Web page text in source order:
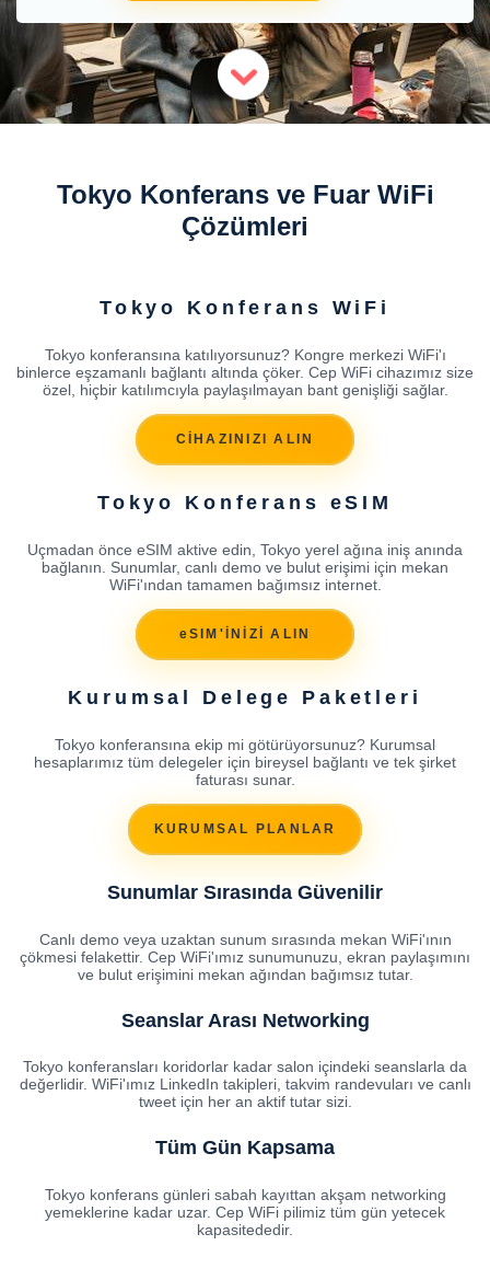
Tokyo Konferans ve Fuar WiFi
Çözümleri
Tokyo Konferans WiFi
Tokyo konferansına katılıyorsunuz? Kongre merkezi WiFi'ı
binlerce eşzamanlı bağlantı altında çöker. Cep WiFi cihazımız size
özel, hiçbir katılımcıyla paylaşılmayan bant genişliği sağlar.
CİHAZINIZI ALIN
Tokyo Konferans eSIM
Uçmadan önce eSIM aktive edin, Tokyo yerel ağına iniş anında
bağlanın. Sunumlar, canlı demo ve bulut erişimi için mekan
WiFi'ından tamamen bağımsız internet.
eSIM'İNİZİ ALIN
Kurumsal Delege Paketleri
Tokyo konferansına ekip mi götürüyorsunuz? Kurumsal
hesaplarımız tüm delegeler için bireysel bağlantı ve tek şirket
faturası sunar.
KURUMSAL PLANLAR
Sunumlar Sırasında Güvenilir
Canlı demo veya uzaktan sunum sırasında mekan WiFi'ının
çökmesi felakettir. Cep WiFi'ımız sunumunuzu, ekran paylaşımını
ve bulut erişimini mekan ağından bağımsız tutar.
Seanslar Arası Networking
Tokyo konferansları koridorlar kadar salon içindeki seanslarla da
değerlidir. WiFi'ımız LinkedIn takipleri, takvim randevuları ve canlı
tweet için her an aktif tutar sizi.
Tüm Gün Kapsama
Tokyo konferans günleri sabah kayıttan akşam networking
yemeklerine kadar uzar. Cep WiFi pilimiz tüm gün yetecek
kapasitededir.